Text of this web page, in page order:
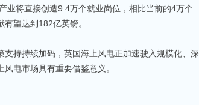
业将直接创造9.4万个就业岗位，相比当前的4万个
望达到182亿英镑。
持持续加码，英国海上风电正加速驶入规模化、深
电市场具有重要借鉴意义。